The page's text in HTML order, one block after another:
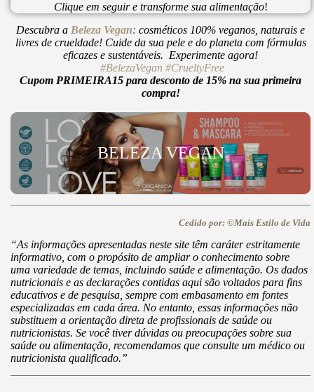
Clique em seguir e transforme sua alimentação!
Descubra a Beleza Vegan: cosméticos 100% veganos, naturais e
livres de crueldade! Cuide da sua pele e do planeta com fórmulas
eficazes e sustentáveis. Experimente agora!
#BelezaVegan #CrueltyFree
Cupom PRIMEIRA15 para desconto de 15% na sua primeira
compra!
BELEZA VEGAN
Cedido por: ©Mais Estilo de Vida
“As informações apresentadas neste site têm caráter estritamente
informativo, com o propósito de ampliar o conhecimento sobre
uma variedade de temas, incluindo saúde e alimentação. Os dados
nutricionais e as declarações contidas aqui são voltados para fins
educativos e de pesquisa, sempre com embasamento em fontes
especializadas em cada área. No entanto, essas informações não
substituem a orientação direta de profissionais de saúde ou
nutricionistas. Se você tiver dúvidas ou preocupações sobre sua
saúde ou alimentação, recomendamos que consulte um médico ou
nutricionista qualificado.”